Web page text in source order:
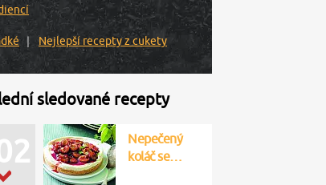
Nejlepší recepty z cukety
sledované recepty
Nepečený
koláč se…